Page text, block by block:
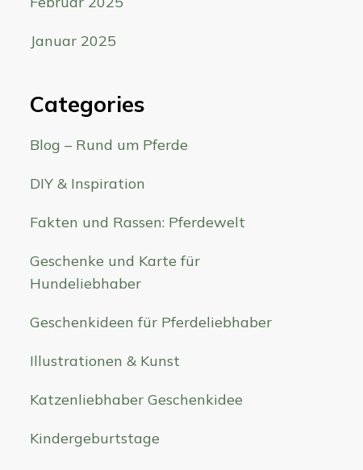
Januar 2025
Categories
Blog – Rund um Pferde
DIY & Inspiration
Fakten und Rassen: Pferdewelt
Geschenke und Karte für
Hundeliebhaber
Geschenkideen für Pferdeliebhaber
Illustrationen & Kunst
Katzenliebhaber Geschenkidee
Kindergeburtstage